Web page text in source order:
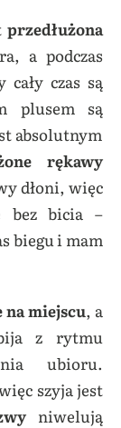
przedłużona
a podczas
czas są
plusem są
absolutnym
rękawy
dłoni, więc
bez bicia –
biegu i mam
na miejscu, a
z rytmu
ubioru.
szyja jest
niwelują